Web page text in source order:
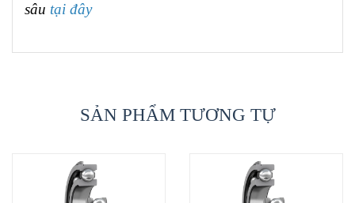
sâu tại đây
SẢN PHẨM TƯƠNG TỰ